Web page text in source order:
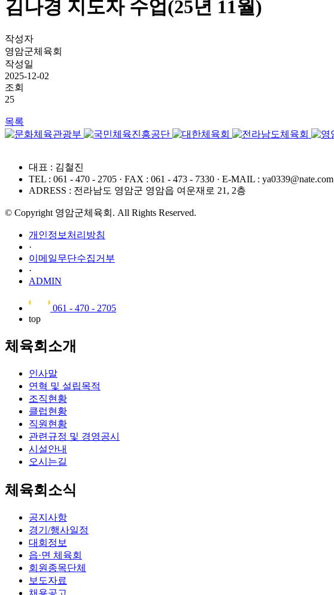
김나경 지도자 수업(25년 11월)
작성자
영암군체육회
작성일
2025-12-02
조회
25
목록
대표 : 김철진
TEL : 061 - 470 - 2705 · FAX : 061 - 473 - 7330 · E-MAIL : ya0339@nate.com
ADRESS : 전라남도 영암군 영암읍 여운재로 21, 2층
© Copyright 영암군체육회. All Rights Reserved.
개인정보처리방침
·
이메일무단수집거부
·
ADMIN
061 - 470 - 2705
top
체육회소개
인사말
연혁 및 설립목적
조직현황
클럽현황
직원현황
관련규정 및 경영공시
시설안내
오시는길
체육회소식
공지사항
경기/행사일정
대회정보
읍·면 체육회
회원종목단체
보도자료
채용공고